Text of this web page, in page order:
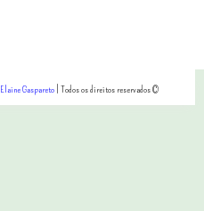
Elaine Gaspareto| Todos os direitos reservados ©